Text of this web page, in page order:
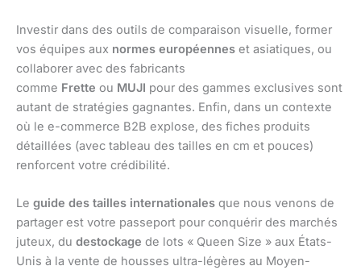
Investir dans des outils de comparaison visuelle, former
vos équipes aux normes européennes et asiatiques, ou
collaborer avec des fabricants
comme Frette ou MUJI pour des gammes exclusives sont
autant de stratégies gagnantes. Enfin, dans un contexte
où le e-commerce B2B explose, des fiches produits
détaillées (avec tableau des tailles en cm et pouces)
renforcent votre crédibilité.
Le guide des tailles internationales que nous venons de
partager est votre passeport pour conquérir des marchés
juteux, du destockage de lots « Queen Size » aux États-
Unis à la vente de housses ultra-légères au Moyen-